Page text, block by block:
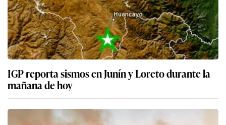
IGP reporta sismos en Junín y Loreto durante la
mañana de hoy